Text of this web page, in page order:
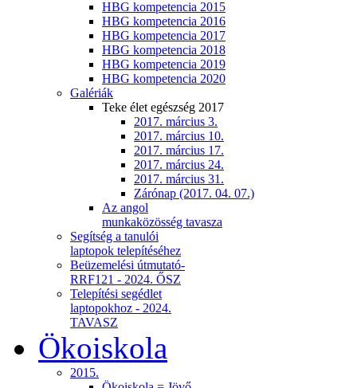
HBG kompetencia 2015
HBG kompetencia 2016
HBG kompetencia 2017
HBG kompetencia 2018
HBG kompetencia 2019
HBG kompetencia 2020
Galériák
Teke élet egészség 2017
2017. március 3.
2017. március 10.
2017. március 17.
2017. március 24.
2017. március 31.
Zárónap (2017. 04. 07.)
Az angol
munkaközösség tavasza
Segítség a tanulói
laptopok telepítéséhez
Beüzemelési útmutató-
RRF121 - 2024. ŐSZ
Telepítési segédlet
laptopokhoz - 2024.
TAVASZ
Ökoiskola
2015.